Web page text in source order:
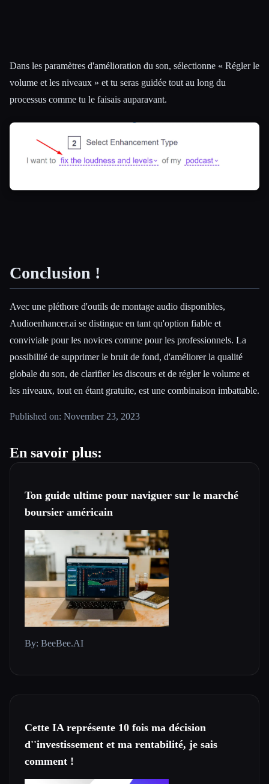
Dans les paramètres d'amélioration du son, sélectionne « Régler le
volume et les niveaux » et tu seras guidée tout au long du
processus comme tu le faisais auparavant.
Conclusion !
Avec une pléthore d'outils de montage audio disponibles,
Audioenhancer.ai se distingue en tant qu'option fiable et
conviviale pour les novices comme pour les professionnels. La
possibilité de supprimer le bruit de fond, d'améliorer la qualité
globale du son, de clarifier les discours et de régler le volume et
les niveaux, tout en étant gratuite, est une combinaison imbattable.
Published on: November 23, 2023
En savoir plus:
Ton guide ultime pour naviguer sur le marché
boursier américain
By: BeeBee.AI
Cette IA représente 10 fois ma décision
d''investissement et ma rentabilité, je sais
comment !